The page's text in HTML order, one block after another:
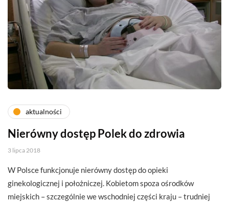
aktualności
Nierówny dostęp Polek do zdrowia
3 lipca 2018
W Polsce funkcjonuje nierówny dostęp do opieki
ginekologicznej i położniczej. Kobietom spoza ośrodków
miejskich – szczególnie we wschodniej części kraju – trudniej